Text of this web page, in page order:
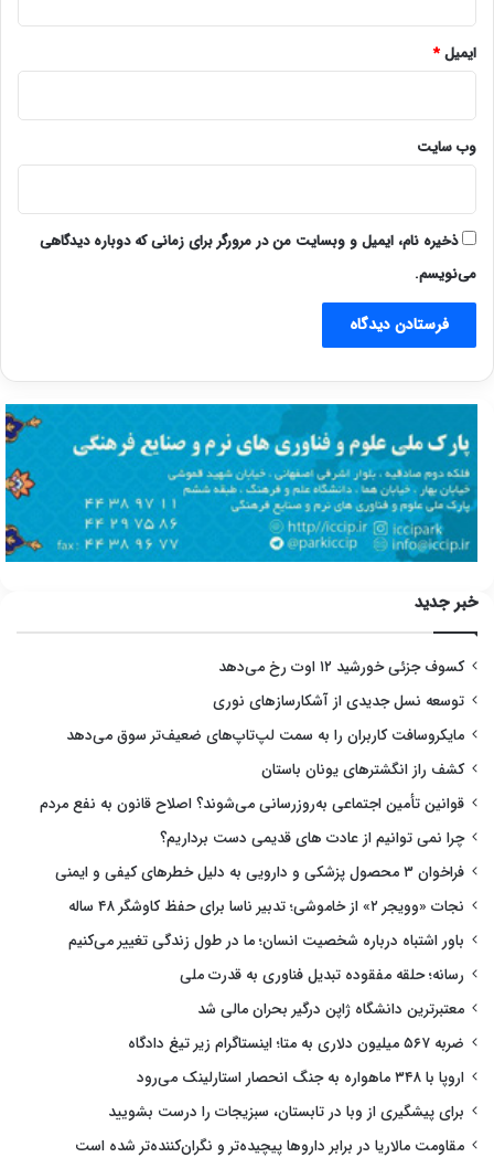
ایمیل*
وب‌ سایت
ذخیره نام، ایمیل و وبسایت من در مرورگر برای زمانی که دوباره دیدگاهی
می‌نویسم.
خبر جدید
کسوف جزئی خورشید ۱۲ اوت رخ می‌دهد
توسعه نسل جدیدی از آشکارسازهای نوری
مایکروسافت کاربران را به سمت لپ‌تاپ‌های ضعیف‌تر سوق می‌دهد
کشف راز انگشترهای یونان باستان
قوانین تأمین اجتماعی به‌روزرسانی می‌شوند؟ اصلاح قانون به نفع مردم
چرا نمی توانیم از عادت های قدیمی دست برداریم؟
فراخوان ۳ محصول پزشکی و دارویی به دلیل خطرهای کیفی و ایمنی
نجات «وویجر ۲» از خاموشی؛ تدبیر ناسا برای حفظ کاوشگر ۴۸ ساله
باور اشتباه درباره شخصیت انسان؛ ما در طول زندگی تغییر می‌کنیم
رسانه؛ حلقه مفقوده تبدیل فناوری به قدرت ملی
معتبرترین دانشگاه ژاپن درگیر بحران مالی شد
ضربه ۵۶۷ میلیون دلاری به متا؛ اینستاگرام زیر تیغ دادگاه
اروپا با ۳۴۸ ماهواره به جنگ انحصار استارلینک می‌رود
برای پیشگیری از وبا در تابستان، سبزیجات را درست بشویید
مقاومت مالاریا در برابر داروها پیچیده‌تر و نگران‌کننده‌تر شده است